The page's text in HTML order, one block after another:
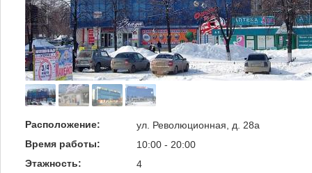
Расположение:
ул. Революционная, д. 28а
Время работы:
10:00 - 20:00
Этажность:
4